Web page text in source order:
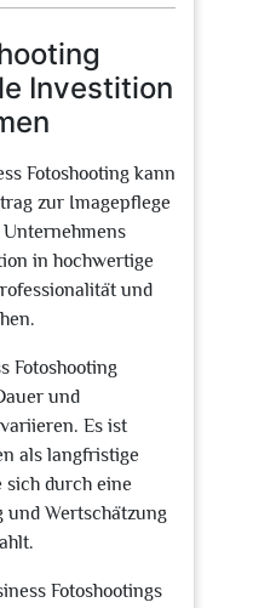
Investition
Fotoshooting kann
zur Imagepflege
in hochwertige
und
Fotoshooting
und
Es ist
als langfristige
durch eine
und Wertschätzung
Fotoshootings